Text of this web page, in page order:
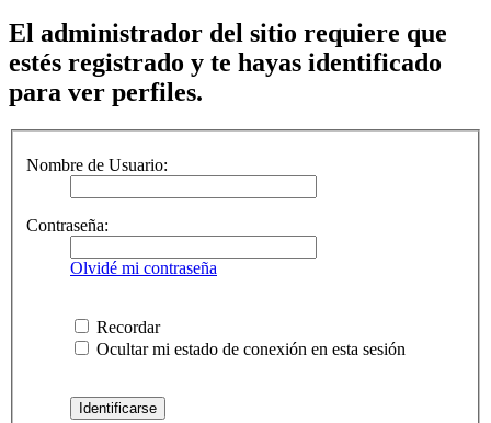
El administrador del sitio requiere que
estés registrado y te hayas identificado
para ver perfiles.
Nombre de Usuario:
Contraseña:
Olvidé mi contraseña
Recordar
Ocultar mi estado de conexión en esta sesión